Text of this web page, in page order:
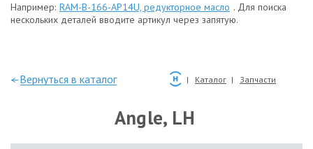
Например: RAM-B-166-AP14U, редукторное масло . Для поиска
нескольких деталей вводите артикул через запятую.
—Вернуться в каталог Каталог Запчасти
Angle, LH